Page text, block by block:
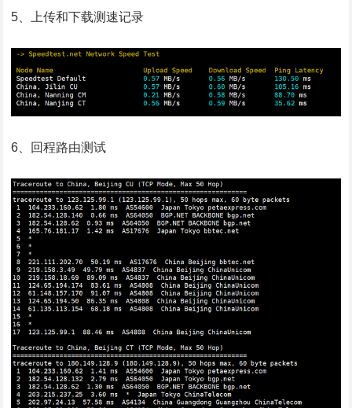
5、上传和下载测速记录
6、回程路由测试